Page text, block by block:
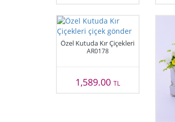
Özel Kutuda Kır Çiçekleri
AR0178
1,589.00 TL